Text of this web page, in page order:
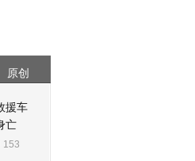
原创
援车
亡
153